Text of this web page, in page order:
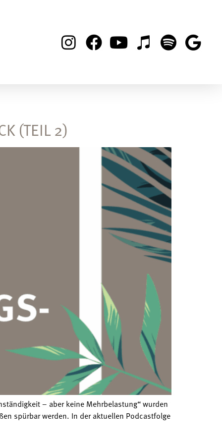
(TEIL 2)
– aber keine Mehrbelastung“ wurden
spürbar werden. In der aktuellen Podcastfolge